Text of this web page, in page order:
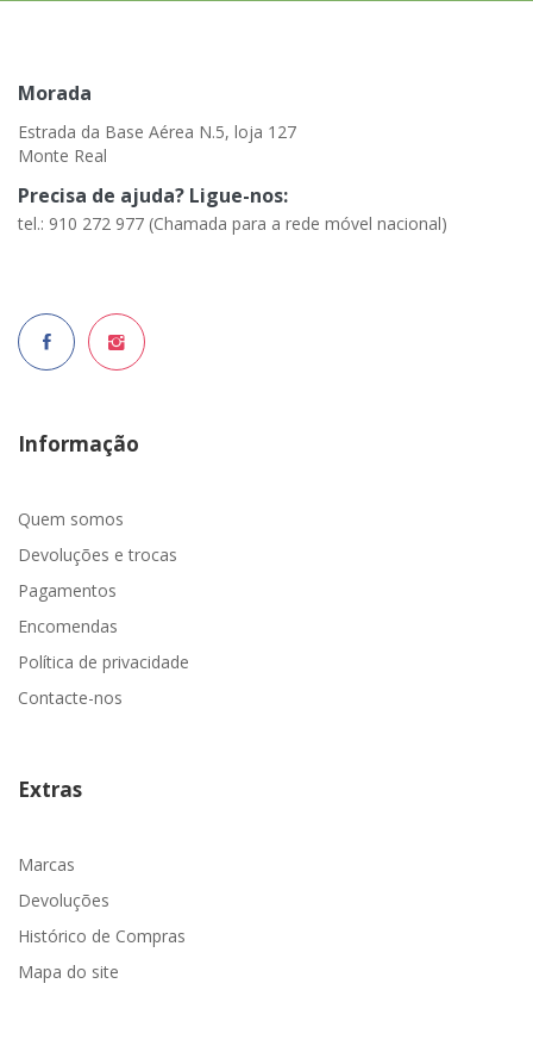
Morada
Estrada da Base Aérea N.5, loja 127
Monte Real
Precisa de ajuda? Ligue-nos:
tel.: 910 272 977 (Chamada para a rede móvel nacional)
Informação
Quem somos
Devoluções e trocas
Pagamentos
Encomendas
Política de privacidade
Contacte-nos
Extras
Marcas
Devoluções
Histórico de Compras
Mapa do site